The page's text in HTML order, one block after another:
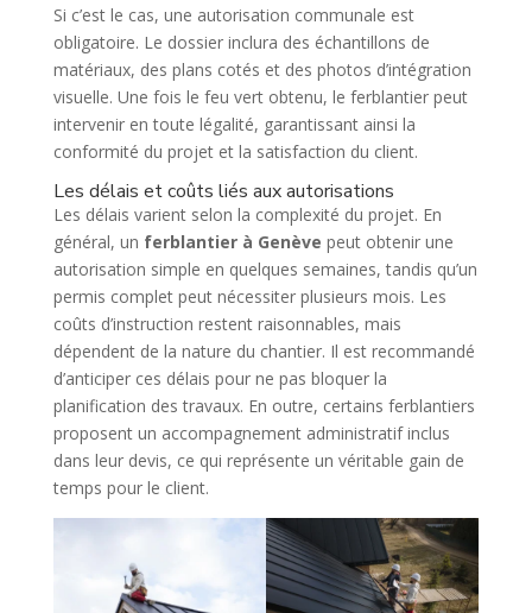
Si c’est le cas, une autorisation communale est
obligatoire. Le dossier inclura des échantillons de
matériaux, des plans cotés et des photos d’intégration
visuelle. Une fois le feu vert obtenu, le ferblantier peut
intervenir en toute légalité, garantissant ainsi la
conformité du projet et la satisfaction du client.
Les délais et coûts liés aux autorisations
Les délais varient selon la complexité du projet. En
général, un ferblantier à Genève peut obtenir une
autorisation simple en quelques semaines, tandis qu’un
permis complet peut nécessiter plusieurs mois. Les
coûts d’instruction restent raisonnables, mais
dépendent de la nature du chantier. Il est recommandé
d’anticiper ces délais pour ne pas bloquer la
planification des travaux. En outre, certains ferblantiers
proposent un accompagnement administratif inclus
dans leur devis, ce qui représente un véritable gain de
temps pour le client.